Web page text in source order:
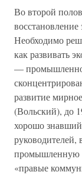
Во второй
Необходимо
как развивать
—
развитие
(Вольский), до
хорошо
промышленную
«правые